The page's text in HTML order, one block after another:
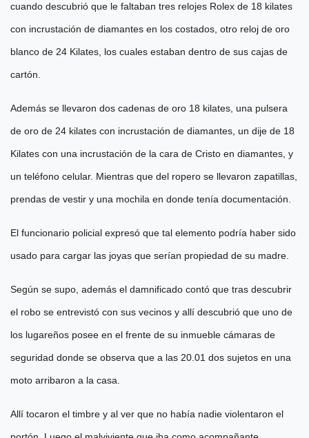
cuando descubrió que le faltaban tres relojes Rolex de 18 kilates
con incrustación de diamantes en los costados, otro reloj de oro
blanco de 24 Kilates, los cuales estaban dentro de sus cajas de
cartón.
Además se llevaron dos cadenas de oro 18 kilates, una pulsera
de oro de 24 kilates con incrustación de diamantes, un dije de 18
Kilates con una incrustación de la cara de Cristo en diamantes, y
un teléfono celular. Mientras que del ropero se llevaron zapatillas,
prendas de vestir y una mochila en donde tenía documentación.
El funcionario policial expresó que tal elemento podría haber sido
usado para cargar las joyas que serían propiedad de su madre.
Según se supo, además el damnificado contó que tras descubrir
el robo se entrevistó con sus vecinos y allí descubrió que uno de
los lugareños posee en el frente de su inmueble cámaras de
seguridad donde se observa que a las 20.01 dos sujetos en una
moto arribaron a la casa.
Allí tocaron el timbre y al ver que no había nadie violentaron el